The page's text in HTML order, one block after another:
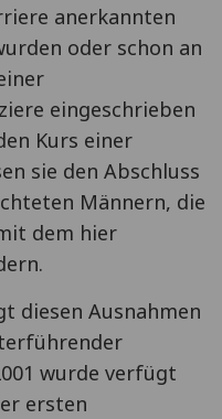
anerkannten
oder schon an
eingeschrieben
Kurs einer
sie den Abschluss
Männern, die
dem hier
diesen Ausnahmen
wurde verfügt
ersten